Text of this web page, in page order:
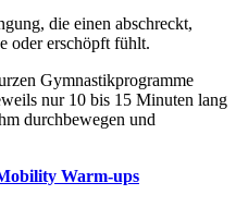
die einen abschreckt,
oder erschöpft fühlt.
Gymnastikprogramme
nur 10 bis 15 Minuten lang
durchbewegen und
Warm-ups